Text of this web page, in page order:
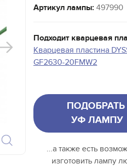
Артикул лампы: 497990
Подходит кварцевая
Кварцевая пластина
GF2630-20FMW2
ПОДОБРАТЬ
УФ ЛАМПУ
...а также есть
изготовить лампу